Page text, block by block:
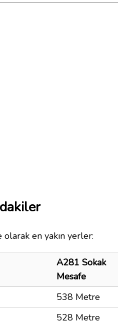
olarak en yakın yerler:
A281 Sokak
Mesafe
538 Metre
528 Metre